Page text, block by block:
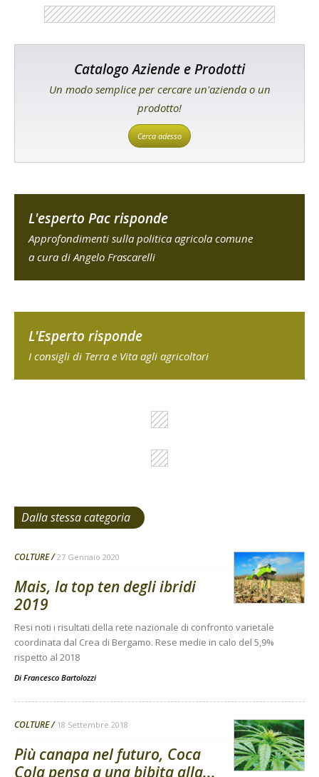
Catalogo Aziende e Prodotti
Un modo semplice per cercare un'azienda o un
prodotto!
Cerca adesso
L'esperto Pac risponde
Approfondimenti sulla politica agricola comune
a cura di Angelo Frascarelli
L'Esperto risponde
I consigli di Terra e Vita agli agricoltori
Dalla stessa categoria
COLTURE 27 Gennaio 2020
Mais, la top ten degli ibridi
2019
Resi noti i risultati della rete nazionale di confronto varietale
coordinata dal Crea di Bergamo. Rese medie in calo del 5,9%
rispetto al 2018
Di Francesco Bartolozzi
COLTURE 18 Settembre 2018
Più canapa nel futuro, Coca
Cola pensa a una bibita alla...